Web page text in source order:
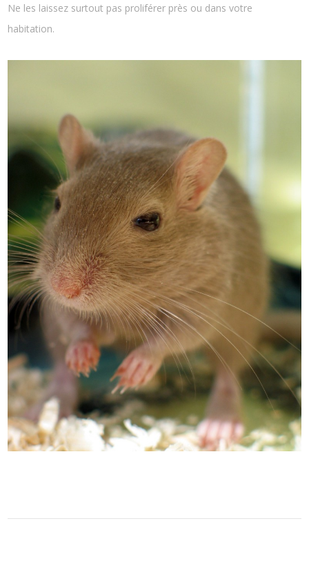
Ne les laissez surtout pas proliférer près ou dans votre
habitation.